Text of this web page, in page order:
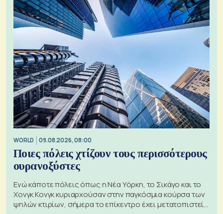
WORLD 09.08.2026, 08:00
Ποιες πόλεις χτίζουν τους περισσότερους
ουρανοξύστες
Ενώ κάποτε πόλεις όπως η Νέα Υόρκη, το Σικάγο και το
Χονγκ Κονγκ κυριαρχούσαν στην παγκόσμια κούρσα των
ψηλών κτιρίων, σήμερα το επίκεντρο έχει μετατοπιστεί